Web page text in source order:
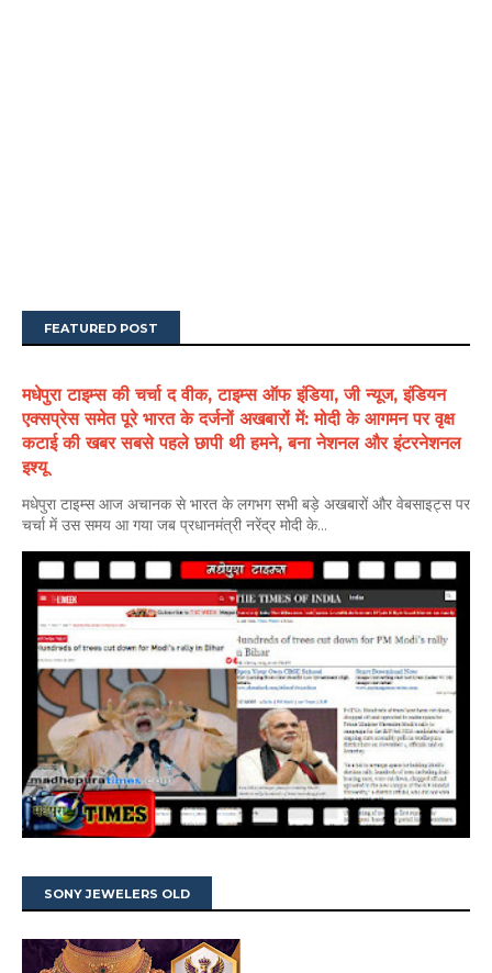
FEATURED POST
मधेपुरा टाइम्स की चर्चा द वीक, टाइम्स ऑफ इंडिया, जी न्यूज, इंडियन
एक्सप्रेस समेत पूरे भारत के दर्जनों अखबारों में: मोदी के आगमन पर वृक्ष
कटाई की खबर सबसे पहले छापी थी हमने, बना नेशनल और इंटरनेशनल
इश्यू
मधेपुरा टाइम्स आज अचानक से भारत के लगभग सभी बड़े अखबारों और वेबसाइट्स पर
चर्चा में उस समय आ गया जब प्रधानमंत्री नरेंद्र मोदी के...
SONY JEWELERS OLD